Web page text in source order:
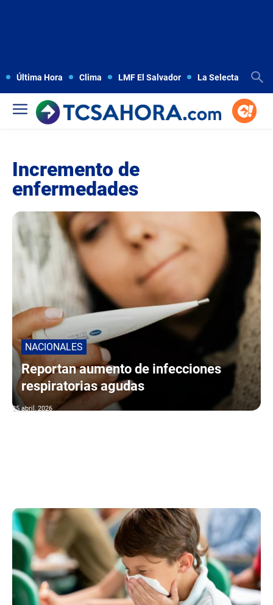
Última Hora Clima LMF El Salvador La Selecta
Incremento de
enfermedades
NACIONALES
Reportan aumento de infecciones
respiratorias agudas
25 abril, 2026